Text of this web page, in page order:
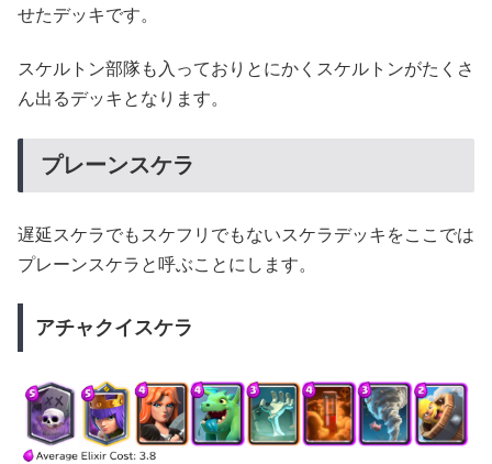
せたデッキです。
スケルトン部隊も入っておりとにかくスケルトンがたくさ
ん出るデッキとなります。
プレーンスケラ
遅延スケラでもスケフリでもないスケラデッキをここでは
プレーンスケラと呼ぶことにします。
アチャクイスケラ